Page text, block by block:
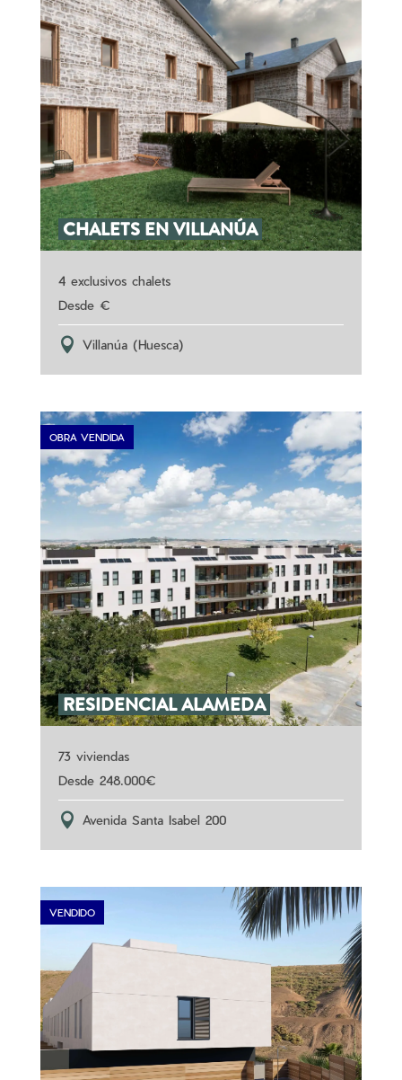
CHALETS EN VILLANÚA
4 exclusivos chalets
Villanúa (Huesca)
RESIDENCIAL ALAMEDA
OBRA VENDIDA
73 viviendas
248.000
Avenida Santa Isabel 200
VENDIDO